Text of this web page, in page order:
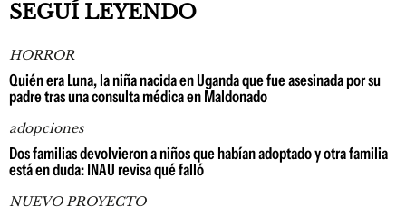
SEGUÍ LEYENDO
HORROR
Quién era Luna, la niña nacida en Uganda que fue asesinada por su
padre tras una consulta médica en Maldonado
adopciones
Dos familias devolvieron a niños que habían adoptado y otra familia
está en duda: INAU revisa qué falló
NUEVO PROYECTO